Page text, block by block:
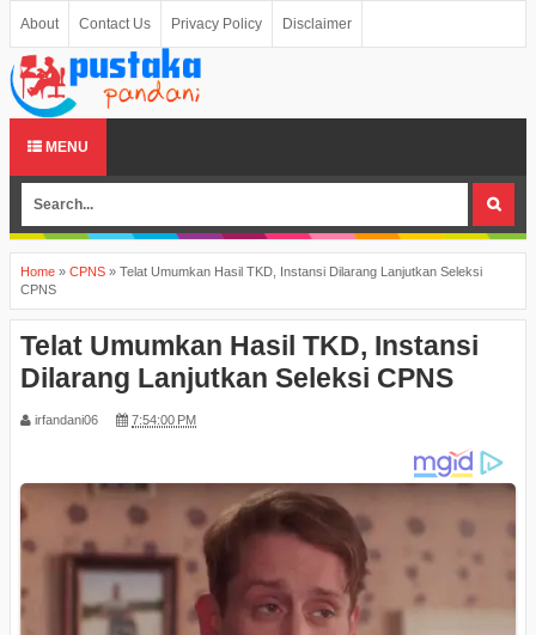
About Contact Us Privacy Policy Disclaimer
MENU
Home » CPNS » Telat Umumkan Hasil TKD, Instansi Dilarang Lanjutkan Seleksi
CPNS
Telat Umumkan Hasil TKD, Instansi
Dilarang Lanjutkan Seleksi CPNS
irfandani06 7:54:00 PM